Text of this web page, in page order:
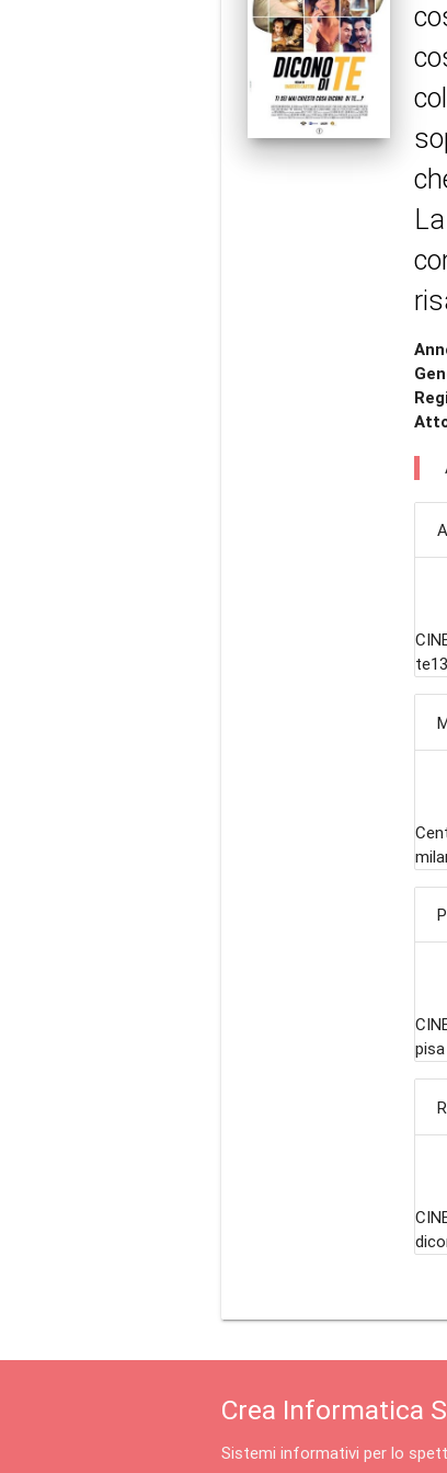
Crea Informatica
Sistemi informativi per lo